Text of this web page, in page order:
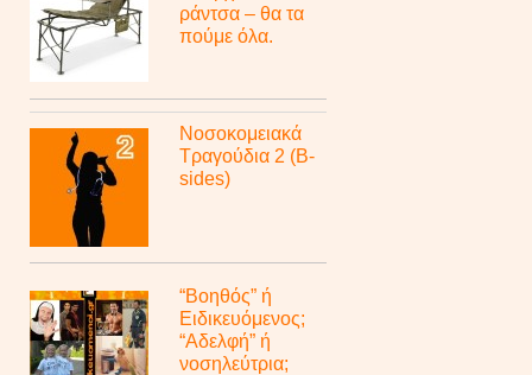
ράντσα – θα τα
πούμε όλα.
Νοσοκομειακά
Τραγούδια 2 (B-
sides)
“Βοηθός” ή
Ειδικευόμενος;
“Αδελφή” ή
νοσηλεύτρια;